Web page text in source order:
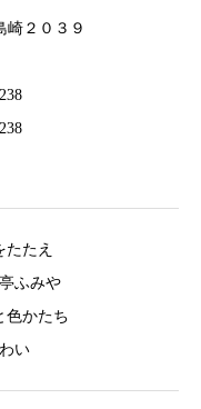
崎２０３９
たえ
ふみや
色かたち
い